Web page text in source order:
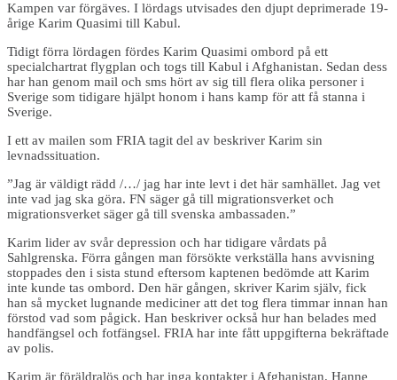
Kampen var förgäves. I lördags utvisades den djupt deprimerade 19-
årige Karim Quasimi till Kabul.
Tidigt förra lördagen fördes Karim Quasimi ombord på ett
specialchartrat flygplan och togs till Kabul i Afghanistan. Sedan dess
har han genom mail och sms hört av sig till flera olika personer i
Sverige som tidigare hjälpt honom i hans kamp för att få stanna i
Sverige.
I ett av mailen som FRIA tagit del av beskriver Karim sin
levnadssituation.
”Jag är väldigt rädd /…/ jag har inte levt i det här samhället. Jag vet
inte vad jag ska göra. FN säger gå till migrationsverket och
migrationsverket säger gå till svenska ambassaden.”
Karim lider av svår depression och har tidigare vårdats på
Sahlgrenska. Förra gången man försökte verkställa hans avvisning
stoppades den i sista stund eftersom kaptenen bedömde att Karim
inte kunde tas ombord. Den här gången, skriver Karim själv, fick
han så mycket lugnande mediciner att det tog flera timmar innan han
förstod vad som pågick. Han beskriver också hur han belades med
handfängsel och fotfängsel. FRIA har inte fått uppgifterna bekräftade
av polis.
Karim är föräldralös och har inga kontakter i Afghanistan. Hanne